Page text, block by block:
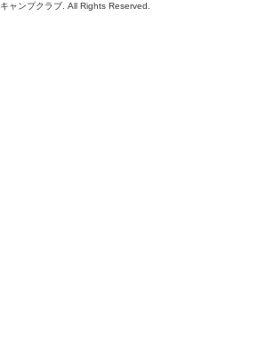
キャンプクラブ. All Rights Reserved.